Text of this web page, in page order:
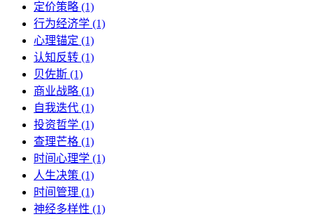
定价策略 (1)
行为经济学 (1)
心理锚定 (1)
认知反转 (1)
贝佐斯 (1)
商业战略 (1)
自我迭代 (1)
投资哲学 (1)
查理芒格 (1)
时间心理学 (1)
人生决策 (1)
时间管理 (1)
神经多样性 (1)